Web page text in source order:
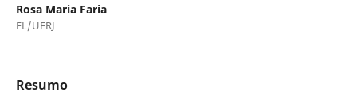
Rosa Maria Faria
FL/UFRJ
Resumo